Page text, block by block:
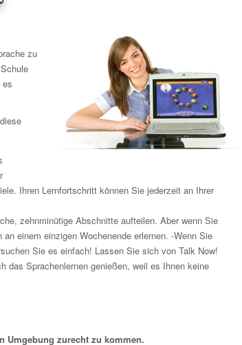
zu
es
Ihren Lernfortschritt können Sie jederzeit an Ihrer
zehnminütige Abschnitte aufteilen. Aber wenn Sie
einem einzigen Wochenende erlernen. -Wenn Sie
Sie es einfach! Lassen Sie sich von Talk Now!
das Sprachenlernen genießen, weil es Ihnen keine
Umgebung zurecht zu kommen.